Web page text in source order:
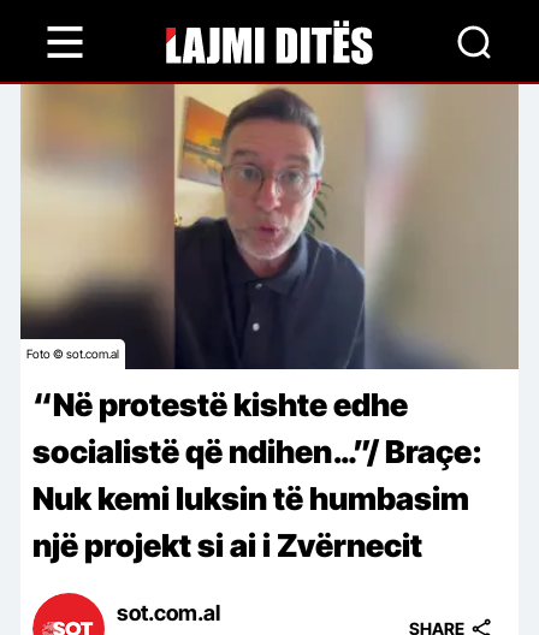
content
Foto © sot.com.al
“Në protestë kishte edhe
socialistë që ndihen…”/ Braçe:
Nuk kemi luksin të humbasim
një projekt si ai i Zvërnecit
sot.com.al
SHARE